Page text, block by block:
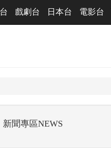
戲劇台 日本台 電影台
新聞專區NEWS